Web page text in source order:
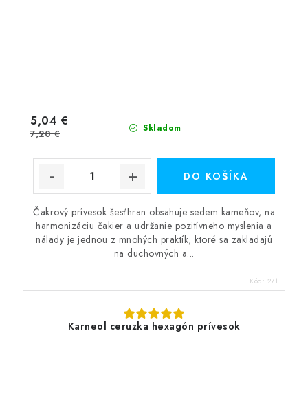
Skladom
5,04 €
7,20 €
DO KOŠÍKA
Čakrový prívesok šesťhran obsahuje sedem kameňov, na
harmonizáciu čakier a udržanie pozitívneho myslenia a
nálady je jednou z mnohých praktík, ktoré sa zakladajú
na duchovných a...
Kód: 271
Karneol ceruzka hexagón prívesok